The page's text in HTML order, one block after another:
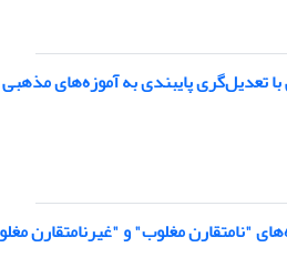
تعدیل‌گری پایبندی به آموزه‌های مذهبی
"‌نامتقارن مغلوب‌" و "‌غیرنا‌متقارن